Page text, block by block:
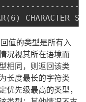
SET
值的类型是所有入
况视其所在语境而
相同，则返回该类
长度最长的字符类
优先级最高的类型，